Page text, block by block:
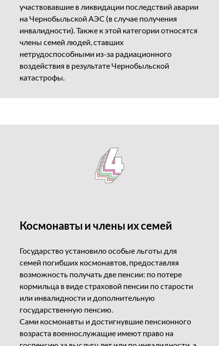
участвовавшие в ликвидации последствий аварии
на Чернобыльской АЭС (в случае получения
инвалидности). Также к этой категории относятся
члены семей людей, ставших
нетрудоспособными из-за радиационного
воздействия в результате Чернобыльской
катастрофы.
Космонавты и члены их семей
Государство установило особые льготы для
семей погибших космонавтов, предоставляя
возможность получать две пенсии: по потере
кормильца в виде страховой пенсии по старости
или инвалидности и дополнительную
государственную пенсию.
Сами космонавты и достигнувшие пенсионного
возраста военнослужащие имеют право на